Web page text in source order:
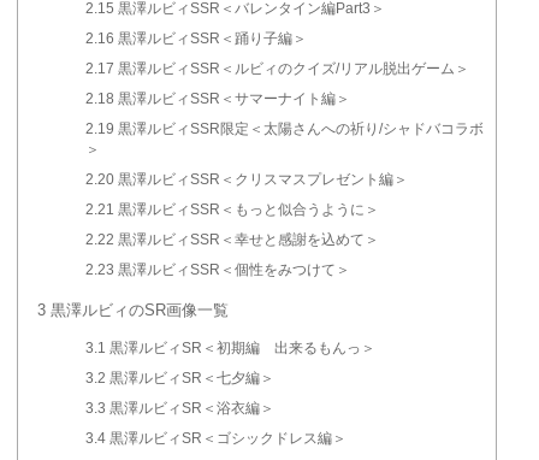
2.15 黒澤ルビィSSR＜バレンタイン編Part3＞
2.16 黒澤ルビィSSR＜踊り子編＞
2.17 黒澤ルビィSSR＜ルビィのクイズ/リアル脱出ゲーム＞
2.18 黒澤ルビィSSR＜サマーナイト編＞
2.19 黒澤ルビィSSR限定＜太陽さんへの祈り/シャドバコラボ
＞
2.20黒澤ルビィSSR＜クリスマスプレゼント編＞
2.21 黒澤ルビィSSR＜もっと似合うように＞
2.22 黒澤ルビィSSR＜幸せと感謝を込めて＞
2.23 黒澤ルビィSSR＜個性をみつけて＞
3 黒澤ルビィのSR画像一覧
3.1 黒澤ルビィSR＜初期編 出来るもんっ＞
3.2 黒澤ルビィSR＜七夕編＞
3.3 黒澤ルビィSR＜浴衣編＞
3.4黒澤ルビィSR＜ゴシックドレス編＞